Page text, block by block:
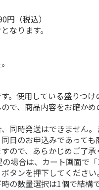
円（税込）
なります。
。
。使用している盛りつけ
で、商品内容をお確か
同時発送はできません。
日のお申込みであっても
ので、あらかじめご了承
場合は、カート画面で
タンを押下してくださ
の数量選択は1個で結構で